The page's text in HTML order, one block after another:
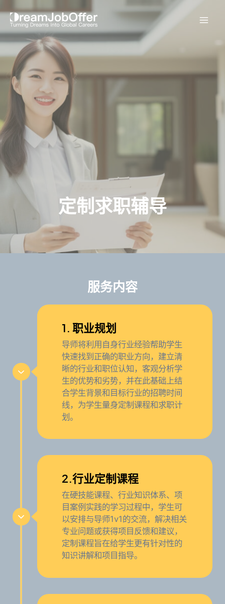
阅
读%s
菜
单
定制求职辅导
服务内容
1. 职业规划
导师将利用自身行业经验帮助学生
快速找到正确的职业方向，建立清
晰的行业和职位认知，客观分析学
生的优势和劣势，并在此基础上结
合学生背景和目标行业的招聘时间
线，为学生量身定制课程和求职计
划。
2.行业定制课程
在硬技能课程、行业知识体系、项
目案例实践的学习过程中，学生可
以安排与导师1v1的交流，解决相关
专业问题或获得项目反馈和建议，
定制课程旨在给学生更有针对性的
知识讲解和项目指导。